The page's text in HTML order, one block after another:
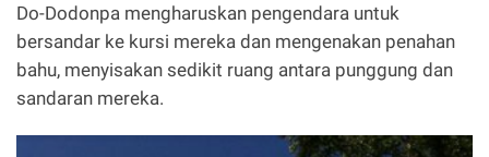
Do-Dodonpa mengharuskan pengendara untuk
bersandar ke kursi mereka dan mengenakan penahan
bahu, menyisakan sedikit ruang antara punggung dan
sandaran mereka.